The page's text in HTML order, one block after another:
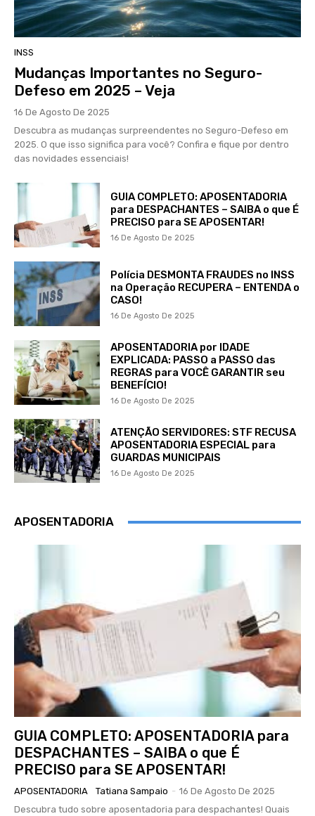
INSS
Mudanças Importantes no Seguro-
Defeso em 2025 – Veja
16 De Agosto De 2025
Descubra as mudanças surpreendentes no Seguro-Defeso em
2025. O que isso significa para você? Confira e fique por dentro
das novidades essenciais!
GUIA COMPLETO: APOSENTADORIA
para DESPACHANTES – SAIBA o que É
PRECISO para SE APOSENTAR!
16 De Agosto De 2025
Polícia DESMONTA FRAUDES no INSS
na Operação RECUPERA – ENTENDA o
CASO!
16 De Agosto De 2025
APOSENTADORIA por IDADE
EXPLICADA: PASSO a PASSO das
REGRAS para VOCÊ GARANTIR seu
BENEFÍCIO!
16 De Agosto De 2025
ATENÇÃO SERVIDORES: STF RECUSA
APOSENTADORIA ESPECIAL para
GUARDAS MUNICIPAIS
16 De Agosto De 2025
APOSENTADORIA
GUIA COMPLETO: APOSENTADORIA para
DESPACHANTES – SAIBA o que É
PRECISO para SE APOSENTAR!
APOSENTADORIA Tatiana Sampaio - 16 De Agosto De 2025
Descubra tudo sobre aposentadoria para despachantes! Quais